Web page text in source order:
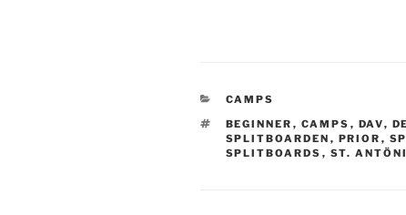
KATEGORIEN
CAMPS
SCHLAGWÖRTER
BEGINNER , CAMPS , DAV,
SPLITBOARDEN , PRIOR ,
SPLITBOARDS , ST.